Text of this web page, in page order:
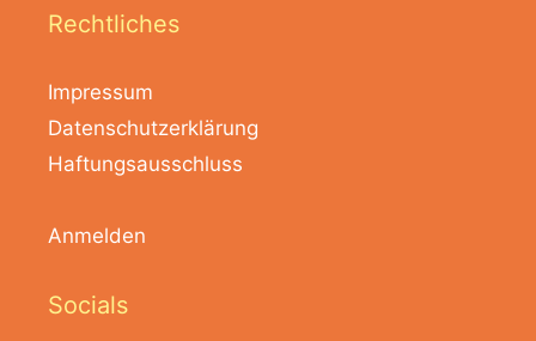
Rechtliches
Impressum
Datenschutzerklärung
Haftungsausschluss
Anmelden
Socials